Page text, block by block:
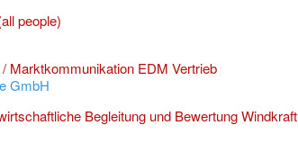
people)
Marktkommunikation EDM Vertrieb
GmbH
Begleitung und Bewertung Windkraft